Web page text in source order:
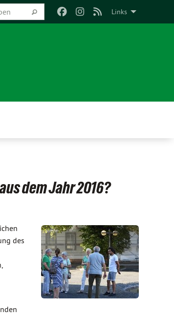
Links
dem Jahr 2016?
des